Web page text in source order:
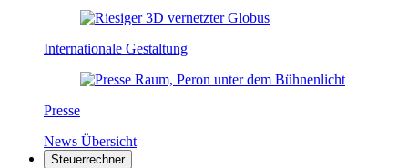
Internationale Gestaltung
Presse
News Übersicht
Steuerrechner